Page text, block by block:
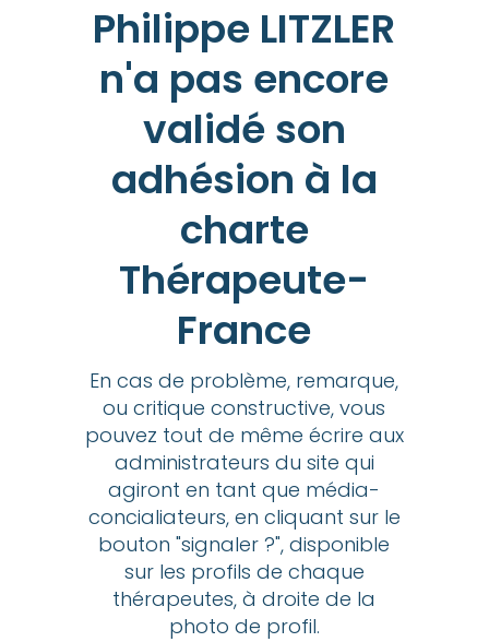
Philippe LITZLER
n'a pas encore
validé son
adhésion à la
charte
Thérapeute-
France
En cas de problème, remarque,
ou critique constructive, vous
pouvez tout de même écrire aux
administrateurs du site qui
agiront en tant que média-
concialiateurs, en cliquant sur le
bouton "signaler ?", disponible
sur les profils de chaque
thérapeutes, à droite de la
photo de profil.